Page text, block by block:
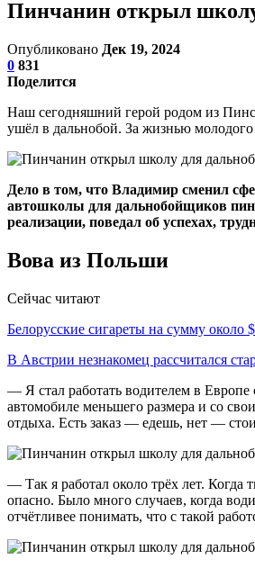
Пинчанин открыл
Опубликовано Дек 19, 2024
0 831
Поделится
Наш сегодняшний герой родом из
ушёл в дальнобой. За жизнью молодого
Дело в том, что Владимир сменил
автошколы для дальнобойщиков
реализации, поведал об успехах,
Вова из Польши
Сейчас читают
Белорусские сигареты на сумму
В Австрии незнакомец рассчитался
— Я стал работать водителем в
автомобиле меньшего размера и со
отдыха. Есть заказ — едешь, нет —
— Так я работал около трёх лет. Когда
опасно. Было много случаев, когда
отчётливее понимать, что с такой